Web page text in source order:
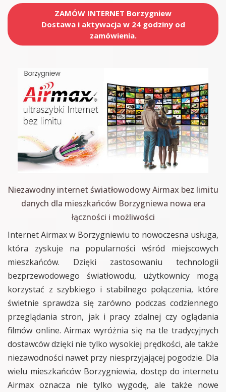
ZAMÓW INTERNET Borzygniew
Dostawa i aktywacja w 24 godziny od
zamówienia.
Niezawodny internet światłowodowy Airmax bez limitu
danych dla mieszkańców Borzygniewa nowa era
łączności i możliwości
Internet Airmax w Borzygniewiu to nowoczesna usługa,
która zyskuje na popularności wśród miejscowych
mieszkańców. Dzięki zastosowaniu technologii
bezprzewodowego światłowodu, użytkownicy mogą
korzystać z szybkiego i stabilnego połączenia, które
świetnie sprawdza się zarówno podczas codziennego
przeglądania stron, jak i pracy zdalnej czy oglądania
filmów online. Airmax wyróżnia się na tle tradycyjnych
dostawców dzięki nie tylko wysokiej prędkości, ale także
niezawodności nawet przy niesprzyjającej pogodzie. Dla
wielu mieszkańców Borzygniewia, dostęp do internetu
Airmax oznacza nie tylko wygodę, ale także nowe